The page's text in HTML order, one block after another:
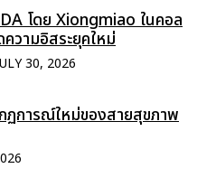
โดย Xiongmiao ในคอล
วามอิสระยุคใหม่
30, 2026
การณ์ใหม่ของสายสุขภาพ